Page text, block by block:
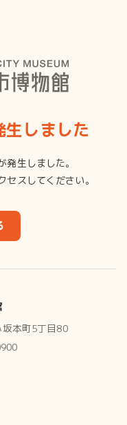
しました
生しました。
セスしてください。
本町5丁目80